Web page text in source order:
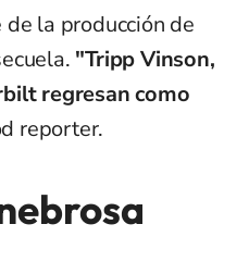
la producción de
"Tripp Vinson,
regresan como
reporter.